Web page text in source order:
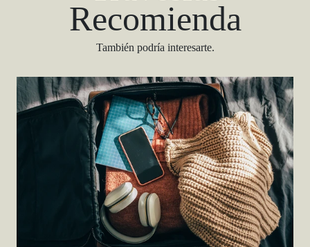
Recomienda
También podría interesarte.